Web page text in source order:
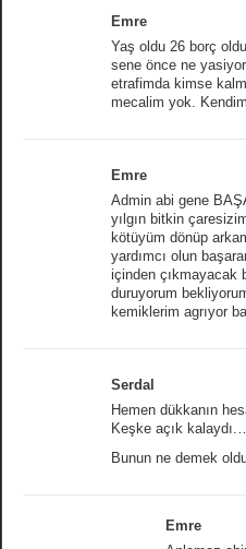
Emre
Yaş oldu 26 borç
sene önce ne
etrafimda kimse
mecalim yok.
Emre
Admin abi gene
yılgın bitkin
kötüyüm dönüp
yardımcı olun
içinden çıkmayacak
duruyorum
kemiklerim agrıyor
Serdal
Hemen dükkanın
Keşke açık kalaydı.…
Bunun ne demek
Emre